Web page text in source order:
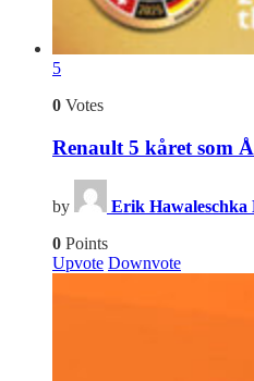
5
0 Votes
Renault 5 kåret som
by Erik Hawaleschka
0 Points
Upvote Downvote